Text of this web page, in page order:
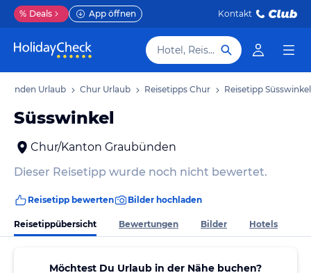
% Deals App öffnen Kontakt
Hotel, Reiseziel
Urlaub Chur Urlaub Reisetipps Chur Reisetipp Süsswinkel
Süsswinkel
Chur/Kanton Graubünden
Dieser Reisetipp wurde noch nicht bewertet.
Reisetipp bewerten Bilder hochladen
Reisetippübersicht Bewertungen Bilder Hotels
Möchtest Du Urlaub in der Nähe buchen?